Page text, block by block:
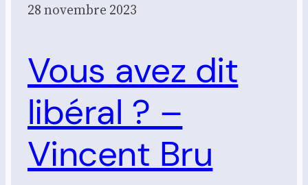
28 novembre 2023
Vous avez dit
libéral ? –
Vincent Bru